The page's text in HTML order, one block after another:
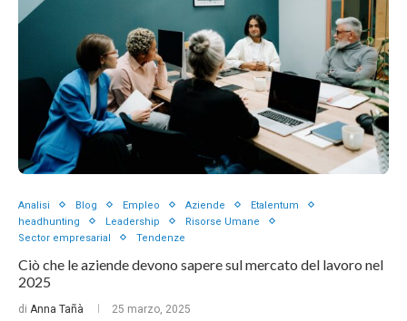
Analisi Blog Empleo Aziende
Etalentum
headhunting
Leadership
Risorse Umane
Sector empresarial
Tendenze
Ciò che le aziende devono sapere sul mercato del lavoro nel
2025
di Anna Tañà 25 marzo, 2025